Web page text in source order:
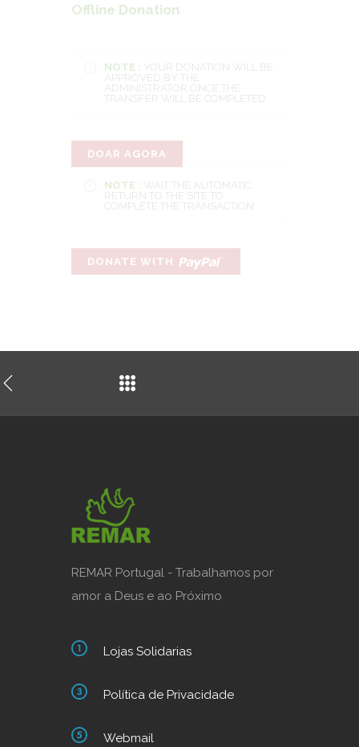
Offline Donation
NOTE :
YOUR DONATION WILL BE
APPROVED BY THE
ADMINISTRATOR ONCE THE
TRANSFER WILL BE COMPLETED
DOAR AGORA
NOTE :
WAIT THE AUTOMATIC
RETURN TO THE SITE TO
COMPLETE THE TRANSACTION
REMAR Portugal - Trabalhamos por
amor a Deus e ao Próximo
Lojas Solidarias
Política de Privacidade
Webmail